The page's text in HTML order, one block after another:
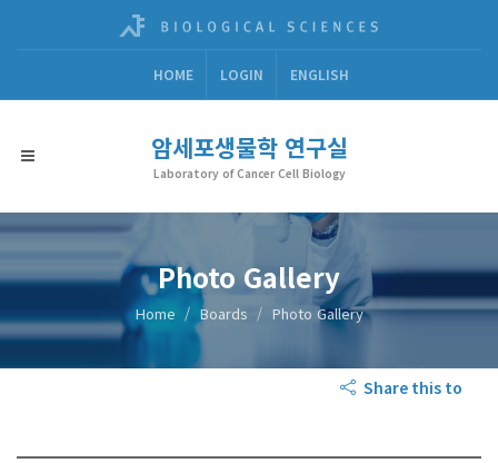
HOME LOGIN ENGLISH
암세포생물학 연구실
Laboratory of Cancer Cell Biology
Photo Gallery
Home Boards Photo Gallery
Share this to